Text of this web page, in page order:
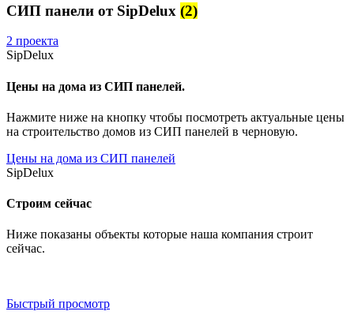
СИП панели от SipDelux (2)
2 проекта
SipDelux
Цены на дома из СИП панелей.
Нажмите ниже на кнопку чтобы посмотреть актуальные цены
на строительство домов из СИП панелей в черновую.
Цены на дома из СИП панелей
SipDelux
Строим сейчас
Ниже показаны объекты которые наша компания строит
сейчас.
Быстрый просмотр